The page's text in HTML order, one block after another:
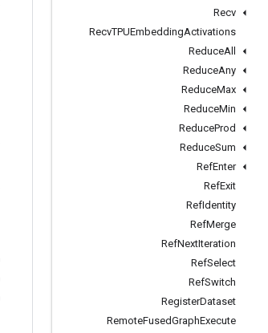
Recv
RecvTPUEmbeddingActivations
ReduceAll
ReduceAny
ReduceMax
ReduceMin
ReduceProd
ReduceSum
RefEnter
RefExit
RefIdentity
RefMerge
RefNextIteration
RefSelect
RefSwitch
RegisterDataset
RemoteFusedGraphExecute